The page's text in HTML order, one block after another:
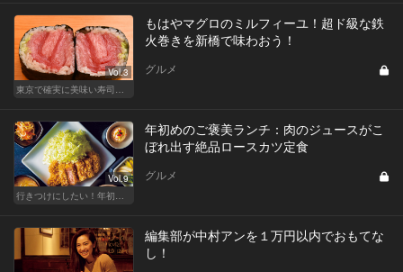
Vol.3
東京で確実に美味い寿司はここだ！
もはやマグロのミルフィーユ！超ド級な鉄
火巻きを新橋で味わおう！
グルメ
Vol.9
行きつけにしたい！年初めのご褒美ランチ
年初めのご褒美ランチ：肉のジュースがこ
ぼれ出す絶品ロースカツ定食
グルメ
編集部が中村アンを１万円以内でおもてな
し！